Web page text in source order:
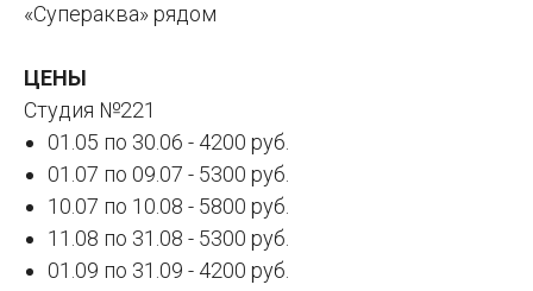
«Супераква» рядом
ЦЕНЫ
Студия №221
01.05 по 30.06 - 4200 руб.
01.07 по 09.07 - 5300 руб.
10.07 по 10.08 - 5800 руб.
11.08 по 31.08 - 5300 руб.
01.09 по 31.09 - 4200 руб.